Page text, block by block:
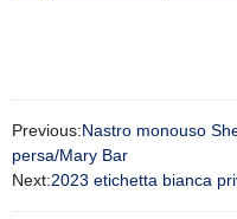
Previous:Nastro monouso
persa/Mary Bar
Next:2023 etichetta bianca